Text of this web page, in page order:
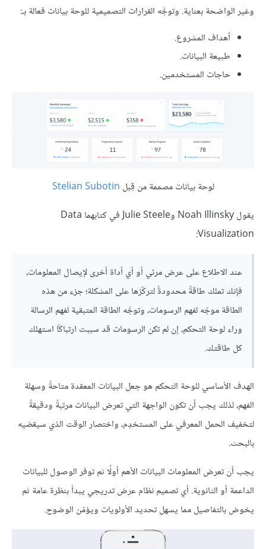
وغير الواضحة بعناية. وتوجَّه القرارات التصميمية للوحة بيانات فعالة بـ:
أهداف المشروع.
طبيعة البيانات.
حاجات المستخدمين.
لوحة بيانات مصممة من قِبل Stelian Subotin
يقول Noah Illinsky وJulie Steele في كتابهما Data
Visualization:
عند الاطلاع على عرض مرئي أو أي أداة أخرى لإيصال المعلومات،
فإنك تملك طاقةً محدودةً لتركّزها على المشكلة؛ جزء من هذه
الطاقة موجّه لفهم الرسومات، وتوجَّه الطاقة المتبقية لفهم الرسالة
وراء لوحة التحكم، إن لم تكن الرسومات قد سببت ارتباكًا استهلك
كل طاقتك.
الهدف الأساسي للوحة التحكم هو جعل البيانات المعقدة متاحةً وسهلة
الفهم، لذلك يجب أن تكون الواجهة التي تعرض البيانات مرتبةً ودقيقةً
لتخفيف الحمل المعرفي على المستخدِم، واختصار الوقت الذي سيقضيه
بالبحث.
يجب أن تعرض المعلومات البيانات الأهم أولًا ثم توفر الوصول للبيانات
الداعمة أو الثانوية. أي تصميم نظام عرض تدريجي يبدأ بنظرة عامة ثم
يخوض بالتفاصيل مما يسهل تحديد الأولويات ويؤمّن الوضوح.